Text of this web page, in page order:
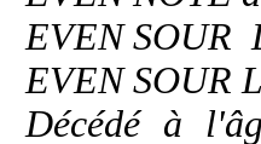
EVEN SOUR
EVEN SOUR
Décédé à